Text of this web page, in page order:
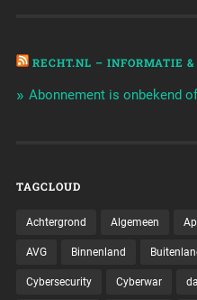
RECHT.NL – INFORMATIE &
Abonnement is onbekend
TAGCLOUD
Achtergrond Algemeen
AVG Binnenland
Cybersecurity Cyberwar